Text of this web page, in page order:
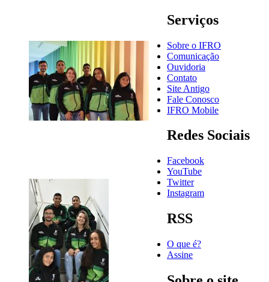
Serviços
Sobre o IFRO
Comunicação
Ouvidoria
Contato
Site Antigo
Fale Conosco
IFRO Mobile
Redes Sociais
Facebook
YouTube
Twitter
Instagram
RSS
O que é?
Assine